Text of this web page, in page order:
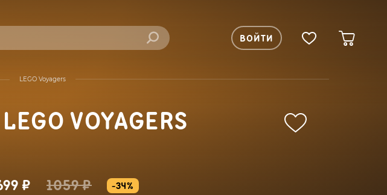
ВОЙТИ
LEGO Voyagers
VOYAGERS
₽ 1059 ₽ -34%